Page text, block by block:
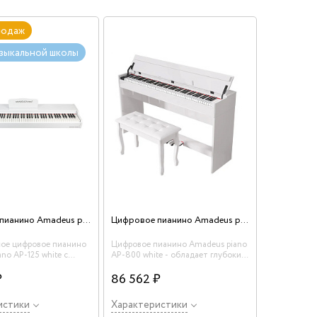
школы
Цифровое пианино Amadeus piano AP-125 white
цифровое пианино
AP-125 white с
фактуры
прекрасно
для обучения в
школе по классу
Цифровое пианино Amadeus piano AP-800 white
Цифровое пианино Amadeus piano
AP-800 white - обладает глубоким
128 стерео.
86 562 ₽
Характеристики